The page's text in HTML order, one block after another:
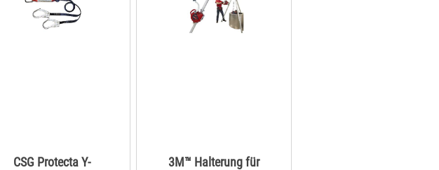
CSG Protecta Y-
3M™ Halterung für